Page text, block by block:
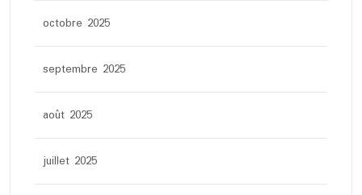
octobre 2025
septembre 2025
août 2025
juillet 2025